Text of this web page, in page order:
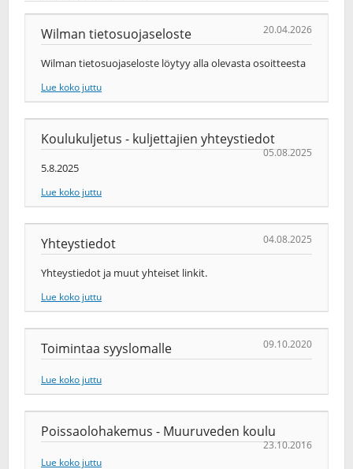
Wilman tietosuojaseloste 20.04.2026
Wilman tietosuojaseloste löytyy alla olevasta osoitteesta
Lue koko juttu
Koulukuljetus - kuljettajien yhteystiedot
05.08.2025
5.8.2025
Lue koko juttu
Yhteystiedot 04.08.2025
Yhteystiedot ja muut yhteiset linkit.
Lue koko juttu
Toimintaa syyslomalle 09.10.2020
Lue koko juttu
Poissaolohakemus - Muuruveden koulu
23.10.2016
Lue koko juttu